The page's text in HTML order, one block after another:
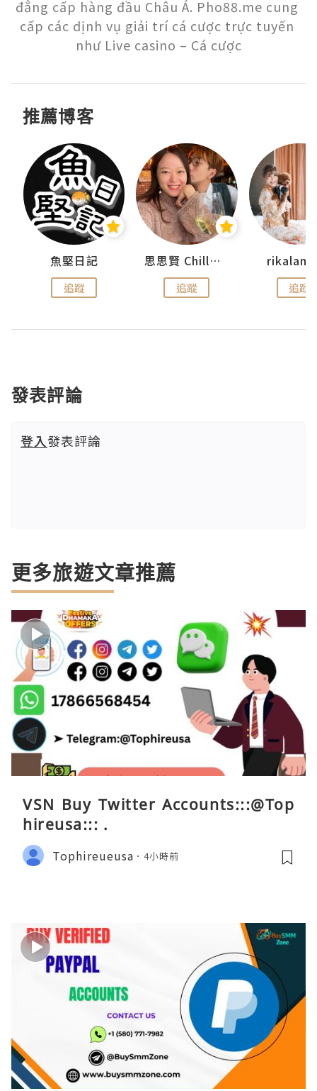
đẳng cấp hàng đầu Châu Á. Pho88.me cung
cấp các dịnh vụ giải trí cá cược trực tuyến
như Live casino – Cá cược
推薦博客
魚堅日記
追蹤
思思賢 ChillMyBabe
追蹤 追蹤
發表評論
登入發表評論
更多旅遊文章推薦
VSN Buy Twitter Accounts:::@Top
hireusa::: .
Tophireueusa 4小時前